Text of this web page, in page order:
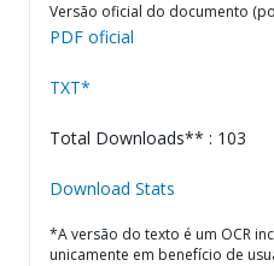
Versão oficial do documento
PDF oficial
TXT*
Total Downloads** : 103
Download Stats
*A versão do texto é um OCR
unicamente em benefício de